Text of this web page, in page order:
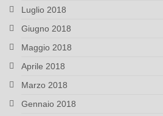
Luglio 2018
Giugno 2018
Maggio 2018
Aprile 2018
Marzo 2018
Gennaio 2018